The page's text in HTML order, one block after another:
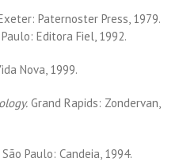
Paternoster Press, 1979.
Editora Fiel, 1992.
Nova, 1999.
Grand Rapids: Zondervan,
São Paulo: Candeia, 1994.